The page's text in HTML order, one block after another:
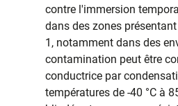
contre l'immersion
dans des zones
1, notamment dans des
contamination peut être
conductrice par
températures de -40 °C à